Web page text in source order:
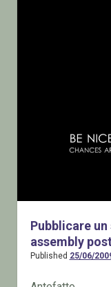
Pubblicare
assembly
Published 25/06/